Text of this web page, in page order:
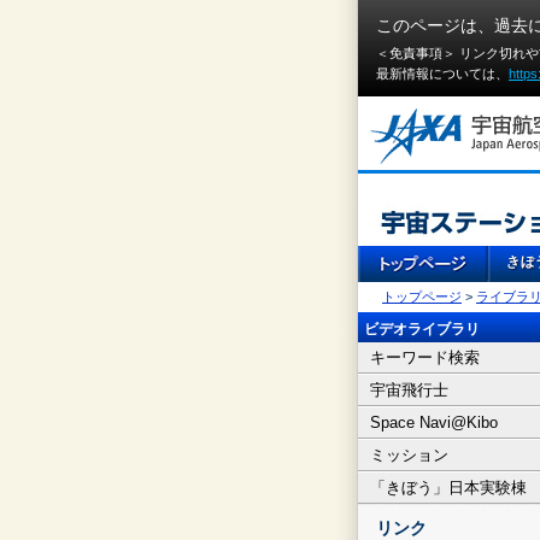
このページは、過去
＜免責事項＞ リンク切れ
最新情報については、
トップページ > ライブラ
ビデオライブラリ
キーワード検索
宇宙飛行士
Space Navi@Kibo
ミッション
「きぼう」日本実験棟
リンク